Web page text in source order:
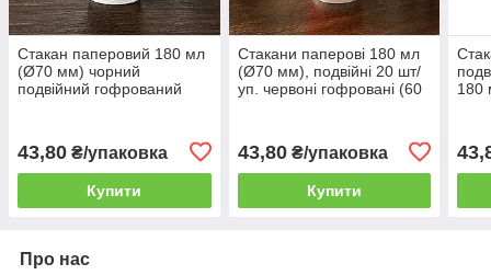
Стакан паперовий 180 мл
(Ø70 мм) чорний
подвійний гофрований
43,80 ₴/упаковка
Купити
Стакани паперові 180 мл
(Ø70 мм), подвійні 20 шт/
уп. червоні гофровані (60
43,80₴/упаковка
Купити
180
Про нас